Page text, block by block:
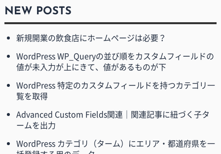
NEW POSTS
新規開業の飲食店にホームページは必要？
WordPress WP_Queryの並び順をカスタムフィールドの
値が未入力が上にきて、値があるものが下
WordPress 特定のカスタムフィールドを持つカテゴリ一
覧を取得
Advanced Custom Fields関連｜関連記事に紐づく子タ
ームを出力
WordPress カテゴリ（ターム）にエリア・都道府県を一